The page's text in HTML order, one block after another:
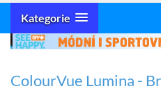
Kategorie
ColourVue Lumina -